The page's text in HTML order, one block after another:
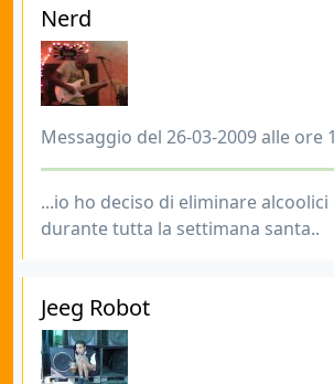
Nerd
Messaggio del 26-03-2009 alle ore
...io ho deciso di eliminare
durante tutta la settimana santa..
Jeeg Robot